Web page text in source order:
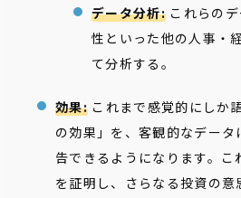
データ分析:これらのデ
性といった他の人事・
て分析する。
効果:これまで感覚的にしか
の効果」を、客観的なデー
告できるようになります。こ
を証明し、さらなる投資の